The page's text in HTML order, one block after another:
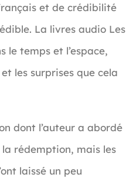
et de crédibilité
La livres audio Les
le temps et l’espace,
les surprises que cela
dont l’auteur a abordé
rédemption, mais les
laissé un peu